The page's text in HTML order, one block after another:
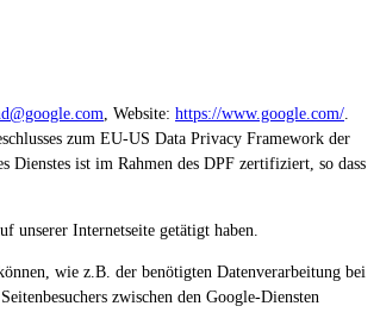
, Website: https://www.google.com/
zum EU-US Data Privacy Framework der
Dienstes ist im Rahmen des DPF zertifiziert, so dass
Internetseite getätigt haben.
wie z.B. der benötigten Datenverarbeitung bei
zwischen den Google-Diensten